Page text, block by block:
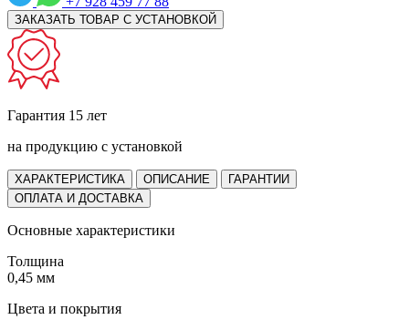
ЗАКАЗАТЬ ТОВАР С УСТАНОВКОЙ
Гарантия 15 лет
на продукцию с установкой
ХАРАКТЕРИСТИКА ОПИСАНИЕ
ГАРАНТИИ
ОПЛАТА И ДОСТАВКА
Основные характеристики
Толщина
0,45 мм
Цвета и покрытия